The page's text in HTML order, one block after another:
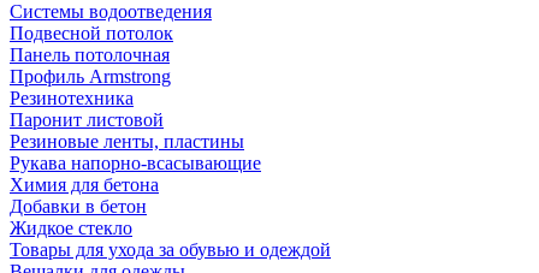
Системы водоотведения
Подвесной потолок
Панель потолочная
Профиль Armstrong
Резинотехника
Паронит листовой
Резиновые ленты, пластины
Рукава напорно-всасывающие
Химия для бетона
Добавки в бетон
Жидкое стекло
Товары для ухода за обувью и одеждой